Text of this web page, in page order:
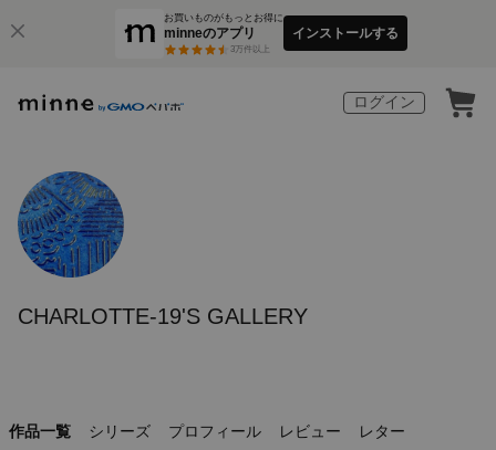
お買いものがもっとお得に
minneのアプリ
3万件以上
インストールする
ログイン
CHARLOTTE-19'S GALLERY
作品一覧 シリーズ プロフィール レビュー レター